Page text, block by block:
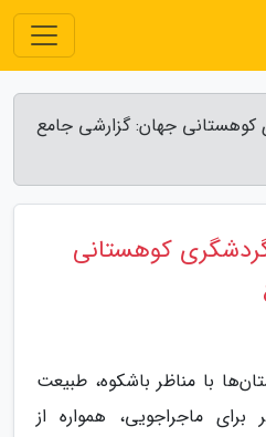
کوهستانی جهان: گزارشی جامع
کوهستانی
با مناظر باشکوه، طبیعت
ماجراجویی، همواره از